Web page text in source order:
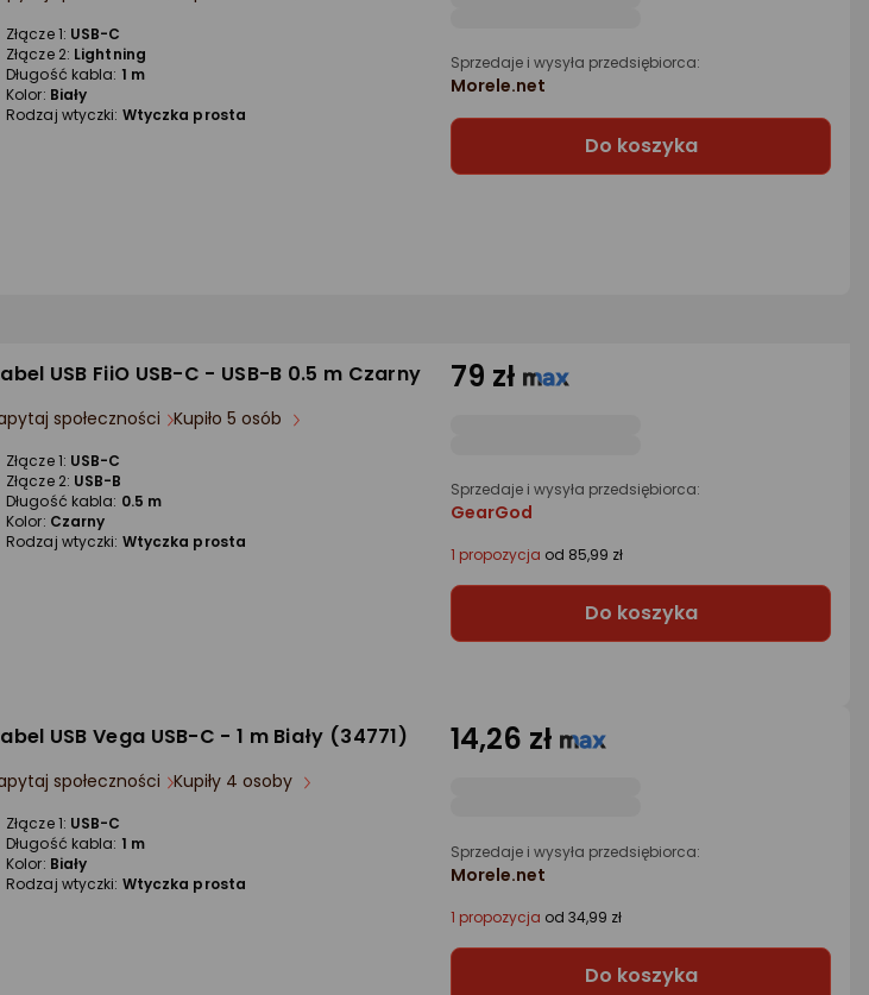
Złącze 1: USB-C
Złącze 2: Lightning
Długość kabla: 1 m
Kolor: Biały
Rodzaj wtyczki: Wtyczka prosta
Sprzedaje i wysyła przedsiębiorca:
Morele.net
Do koszyka
USB FiiO USB-C - USB-B 0.5 m Czarny
społeczności Kupiło 5 osób
Złącze 1: USB-C
Złącze 2: USB-B
Długość kabla: 0.5 m
Kolor: Czarny
Rodzaj wtyczki: Wtyczka prosta
79 zł
Sprzedaje i wysyła przedsiębiorca:
GearGod
1 propozycja od 85,99 zł
Do koszyka
USB Vega USB-C - 1 m Biały (34771)
społeczności Kupiły 4 osoby
Złącze 1: USB-C
Długość kabla: 1 m
Kolor: Biały
Rodzaj wtyczki: Wtyczka prosta
14,26 zł
Sprzedaje i wysyła przedsiębiorca:
Morele.net
1 propozycja od 34,99 zł
Do koszyka